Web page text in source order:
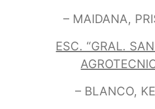
– MAIDANA,
ESC. “GRAL.
– BLANCO,